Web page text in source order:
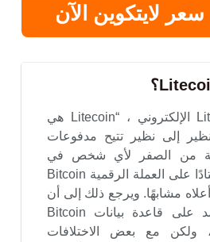
لايتكوين الآن
وفقًا لموقع Litecoin الإلكتروني ، “Litecoin هي
إلى نظير تتيح مدفوعات
من الصفر لأي شخص في
العالم.” إذا كنت معتادًا على العملة الرقمية Bitcoin
مشابهًا. ويرجع ذلك إلى أن
سعر لايتكوين تعتمد على قاعدة بيانات Bitcoin
ولكن مع بعض الاختلافات